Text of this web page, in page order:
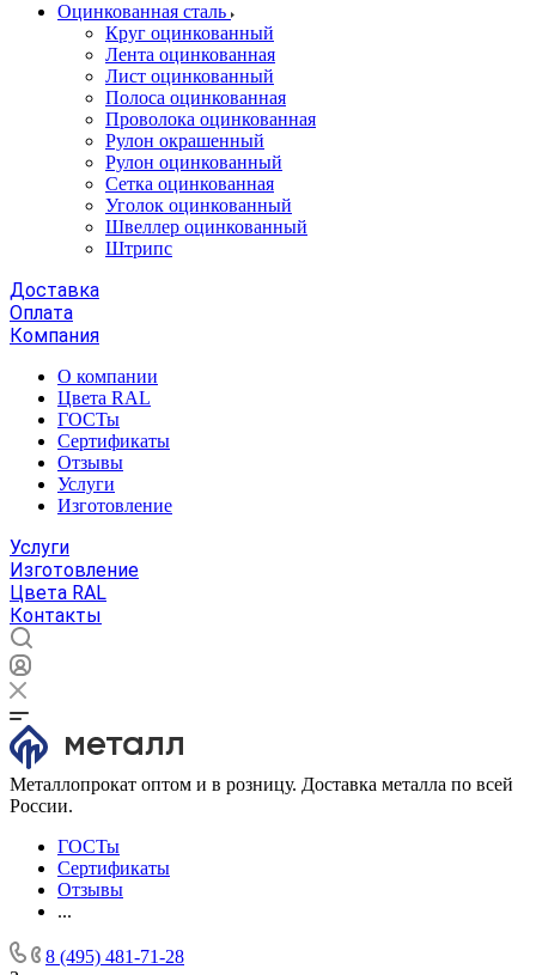
Оцинкованная сталь
Круг оцинкованный
Лента оцинкованная
Лист оцинкованный
Полоса оцинкованная
Проволока оцинкованная
Рулон окрашенный
Рулон оцинкованный
Сетка оцинкованная
Уголок оцинкованный
Швеллер оцинкованный
Штрипс
Доставка
Оплата
Компания
О компании
Цвета RAL
ГОСТы
Сертификаты
Отзывы
Услуги
Изготовление
Услуги
Изготовление
Цвета RAL
Контакты
Металлопрокат оптом и в розницу. Доставка металла по всей
России.
ГОСТы
Сертификаты
Отзывы
...
8 (495) 481-71-28